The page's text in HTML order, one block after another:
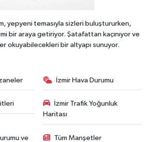
yepyeni temasıyla sizleri buluştururken,
bir araya getiriyor. Şatafattan kaçınıyor ve
okuyabilecekleri bir altyapı sunuyor.
İzmir Hava Durumu
İzmir Trafik Yoğunluk
Haritası
ve
Tüm Manşetler